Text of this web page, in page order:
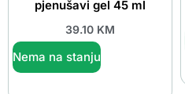
pjenušavi gel 45 ml
39.10 KM
Nema na stanju